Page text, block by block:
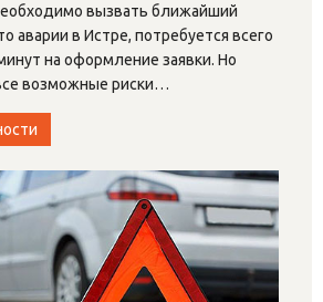
вызвать ближайший
аварии в Истре, потребуется всего
на оформление заявки. Но
возможные риски…